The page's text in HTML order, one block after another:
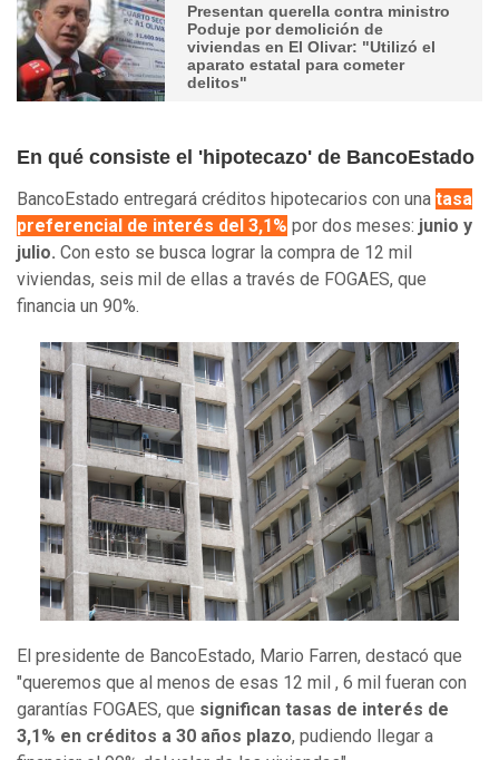
Presentan querella contra ministro
Poduje por demolición de
viviendas en El Olivar: "Utilizó el
aparato estatal para cometer
delitos"
En qué consiste el 'hipotecazo' de BancoEstado
BancoEstado entregará créditos hipotecarios con una tasa
preferencial de interés del 3,1% por dos meses: junio y
julio. Con esto se busca lograr la compra de 12 mil
viviendas, seis mil de ellas a través de FOGAES, que
financia un 90%.
El presidente de BancoEstado, Mario Farren, destacó que
"queremos que al menos de esas 12 mil , 6 mil fueran con
garantías FOGAES, que significan tasas de interés de
3,1% en créditos a 30 años plazo, pudiendo llegar a